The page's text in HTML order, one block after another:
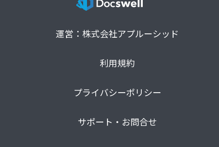
運営：株式会社アプルーシッド
利用規約
プライバシーポリシー
サポート・お問合せ